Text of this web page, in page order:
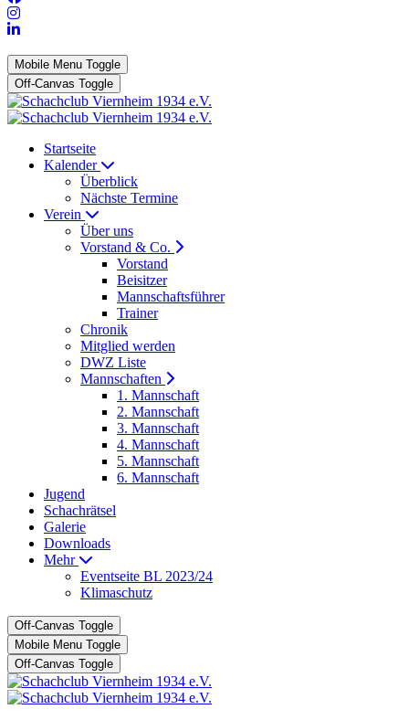
Mobile Menu Toggle
Off-Canvas Toggle
Startseite
Kalender
Überblick
Nächste Termine
Verein
Über uns
Vorstand & Co.
Vorstand
Beisitzer
Mannschaftsführer
Trainer
Chronik
Mitglied werden
DWZ Liste
Mannschaften
1. Mannschaft
2. Mannschaft
3. Mannschaft
4. Mannschaft
5. Mannschaft
6. Mannschaft
Jugend
Schachrätsel
Galerie
Downloads
Mehr
Eventseite BL 2023/24
Klimaschutz
Off-Canvas Toggle
Mobile Menu Toggle
Off-Canvas Toggle